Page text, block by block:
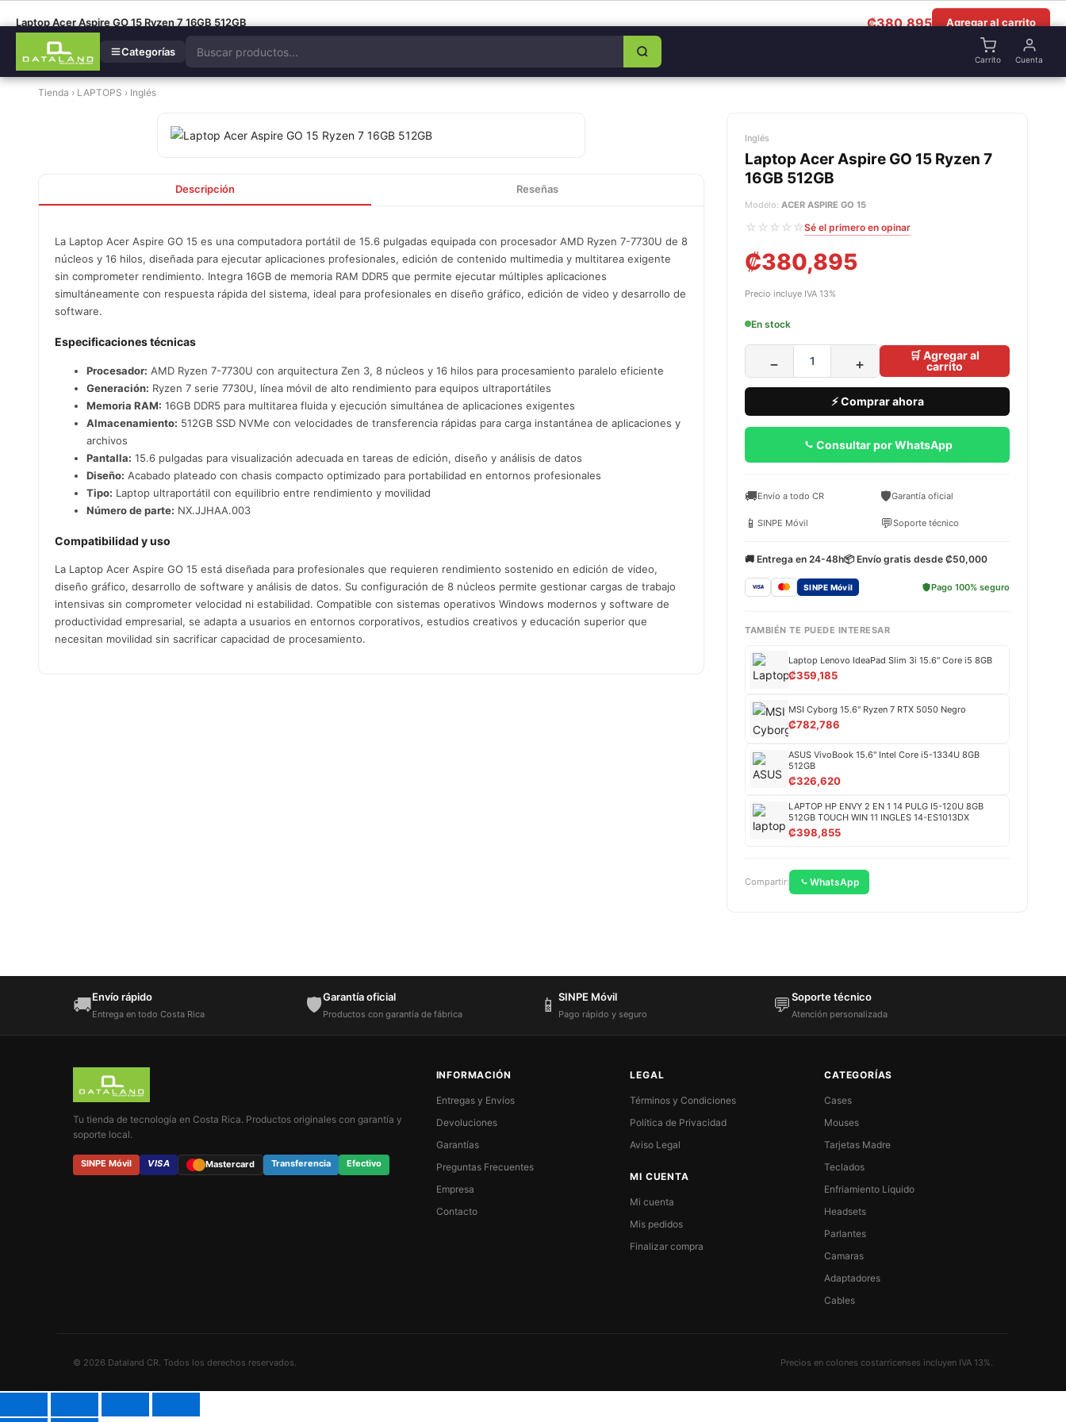
Categorías
Carrito Cuenta
Laptop Acer Aspire GO 15 Ryzen 7 16GB 512GB ₡380,895 Agregar al carrito
Tienda › LAPTOPS › Inglés
Descripción Reseñas
La Laptop Acer Aspire GO 15 es una computadora portátil de 15.6 pulgadas equipada con procesador AMD Ryzen 7-7730U de 8
núcleos y 16 hilos, diseñada para ejecutar aplicaciones profesionales, edición de contenido multimedia y multitarea exigente
sin comprometer rendimiento. Integra 16GB de memoria RAM DDR5 que permite ejecutar múltiples aplicaciones
simultáneamente con respuesta rápida del sistema, ideal para profesionales en diseño gráfico, edición de video y desarrollo de
software.
Especificaciones técnicas
Procesador: AMD Ryzen 7-7730U con arquitectura Zen 3, 8 núcleos y 16 hilos para procesamiento paralelo eficiente
Generación: Ryzen 7 serie 7730U, línea móvil de alto rendimiento para equipos ultraportátiles
Memoria RAM: 16GB DDR5 para multitarea fluida y ejecución simultánea de aplicaciones exigentes
Almacenamiento: 512GB SSD NVMe con velocidades de transferencia rápidas para carga instantánea de aplicaciones y
archivos
Pantalla: 15.6 pulgadas para visualización adecuada en tareas de edición, diseño y análisis de datos
Diseño: Acabado plateado con chasis compacto optimizado para portabilidad en entornos profesionales
Tipo: Laptop ultraportátil con equilibrio entre rendimiento y movilidad
Número de parte: NX.JJHAA.003
Compatibilidad y uso
La Laptop Acer Aspire GO 15 está diseñada para profesionales que requieren rendimiento sostenido en edición de video,
diseño gráfico, desarrollo de software y análisis de datos. Su configuración de 8 núcleos permite gestionar cargas de trabajo
intensivas sin comprometer velocidad ni estabilidad. Compatible con sistemas operativos Windows modernos y software de
productividad empresarial, se adapta a usuarios en entornos corporativos, estudios creativos y educación superior que
necesitan movilidad sin sacrificar capacidad de procesamiento.
Inglés
Laptop Acer Aspire GO 15 Ryzen 7
16GB 512GB
Modelo: ACER ASPIRE GO 15
☆☆☆☆☆Sé el primero en opinar
₡380,895
Precio incluye IVA 13%
En stock
− +
🛒 Agregar al
carrito
⚡ Comprar ahora
Consultar por WhatsApp
🚚Envío a todo CR 🛡️Garantía oficial
📱 SINPE Móvil 💬Soporte técnico
🚚 Entrega en 24-48h📦 Envío gratis desde ₡50,000
SINPE Móvil Pago 100% seguro
TAMBIÉN TE PUEDE INTERESAR
Laptop Lenovo IdeaPad Slim 3i 15.6" Core i5 8GB
₡359,185
MSI Cyborg 15.6" Ryzen 7 RTX 5050 Negro
₡782,786
ASUS VivoBook 15.6" Intel Core i5-1334U 8GB
512GB
₡326,620
LAPTOP HP ENVY 2 EN 1 14 PULG I5-120U 8GB
512GB TOUCH WIN 11 INGLES 14-ES1013DX
₡398,855
Compartir: WhatsApp
🚚Envío rápido
Entrega en todo Costa Rica 🛡️Garantía oficial
Productos con garantía de fábrica 📱 SINPE Móvil
Pago rápido y seguro 💬Soporte técnico
Atención personalizada
Tu tienda de tecnología en Costa Rica. Productos originales con garantía y
soporte local.
SINPE Móvil VISA Mastercard Transferencia Efectivo
INFORMACIÓN
Entregas y Envíos
Devoluciones
Garantías
Preguntas Frecuentes
Empresa
Contacto
LEGAL
Términos y Condiciones
Política de Privacidad
Aviso Legal
MI CUENTA
Mi cuenta
Mis pedidos
Finalizar compra
CATEGORÍAS
Cases
Mouses
Tarjetas Madre
Teclados
Enfriamiento Liquido
Headsets
Parlantes
Camaras
Adaptadores
Cables
© 2026 Dataland CR. Todos los derechos reservados. Precios en colones costarricenses incluyen IVA 13%.